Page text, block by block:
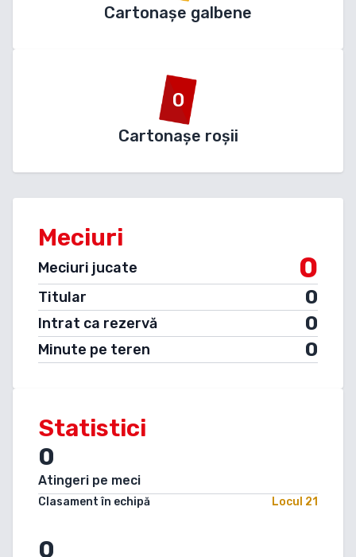
Cartonașe galbene
0
Cartonașe roșii
Meciuri
Meciuri jucate 0
Titular 0
Intrat ca rezervă 0
Minute pe teren 0
Statistici
0
Atingeri pe meci
Clasament în echipă Locul 21
0